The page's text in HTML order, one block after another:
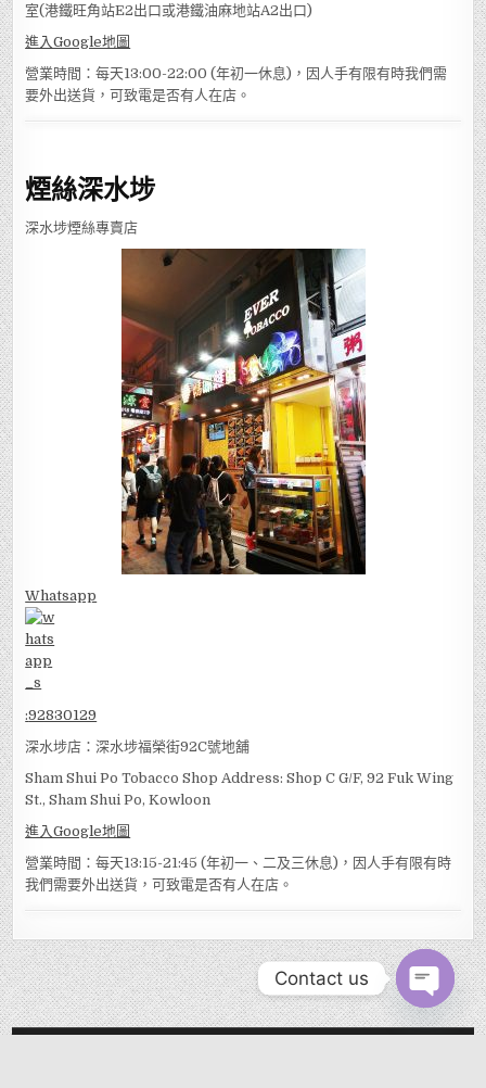
室(港鐵旺角站E2出口或港鐵油麻地站A2出口)
進入Google地圖
營業時間：每天13:00-22:00 (年初一休息)，因人手有限有時我們需
要外出送貨，可致電是否有人在店。
煙絲深水埗
深水埗煙絲專賣店
Whatsapp
:92830129
深水埗店：深水埗福榮街92C號地舖
Sham Shui Po Tobacco Shop Address: Shop C G/F, 92 Fuk Wing
St., Sham Shui Po, Kowloon
進入Google地圖
營業時間：每天13:15-21:45 (年初一、二及三休息)，因人手有限有時
我們需要外出送貨，可致電是否有人在店。
Contact us
OPEN
CHATY